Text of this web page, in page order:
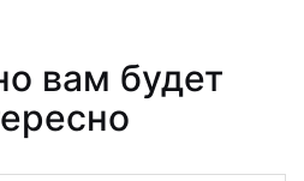
вам будет